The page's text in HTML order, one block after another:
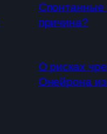
Спонтанные
причина?
О рисках
Онейрона